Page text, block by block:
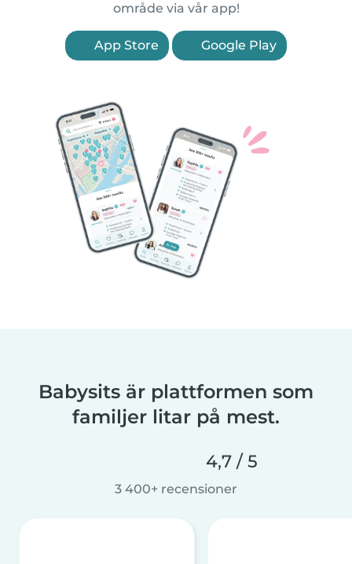
område via vår app!
App Store Google Play
Babysits är plattformen som
familjer litar på mest.
4,7 / 5
3 400+ recensioner